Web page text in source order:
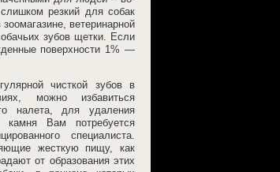
резкий для собак
ветеринарной
зубов щетки. Если
поверхности 1% —
чисткой зубов в
можно избавиться
налета, для удаления
камня Вам потребуется
специалиста.
жесткую пищу, как
от образования этих